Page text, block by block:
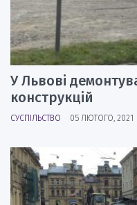
У Львові
конструкцій
СУСПІЛЬСТВО 05 ЛЮТОГО, 2021